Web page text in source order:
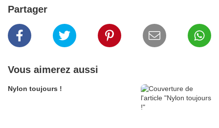
Partager
Vous aimerez aussi
Nylon toujours !